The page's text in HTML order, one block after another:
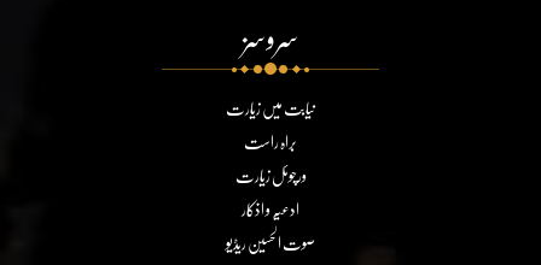
سروسز
نیابت میں زیارت
براہ راست
ورچوئل زیارت
ادعیہ و اذکار
صوت الحسین ریڈیو